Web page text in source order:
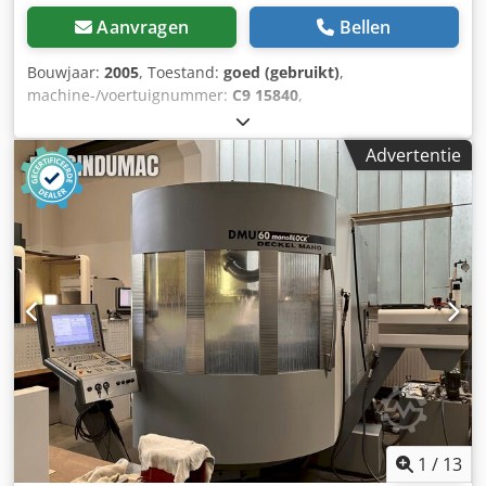
Aanvragen Bellen
Bouwjaar: 2005, Toestand: goed (gebruikt),
machine-/voertuignummer: C9 15840,
Profielborstelmachine Tagliabue LB 2 Model: LB 2
TECHNISCHE GEGEVENS: Jaar van fabricage: 2005 Dsdeg Rn
Iajpfx Ackskr Tagliabue kantenschuurmachine met 4
oscillerende schuureenheden. Twee verticale rollen en 2
binnendwarsrollen, voor dwarsborstelen.
Advertentie
1 / 13